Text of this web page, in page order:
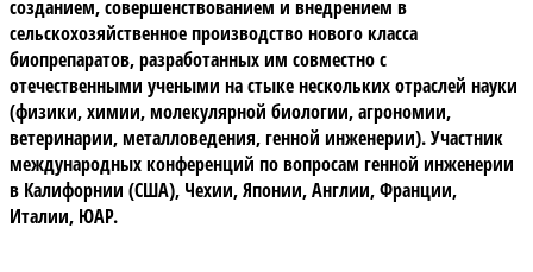
созданием, совершенствованием и внедрением в
сельскохозяйственное производство нового класса
биопрепаратов, разработанных им совместно с
отечественными учеными на стыке нескольких отраслей науки
(физики, химии, молекулярной биологии, агрономии,
ветеринарии, металловедения, генной инженерии). Участник
международных конференций по вопросам генной инженерии
в Калифорнии (США), Чехии, Японии, Англии, Франции,
Италии, ЮАР.